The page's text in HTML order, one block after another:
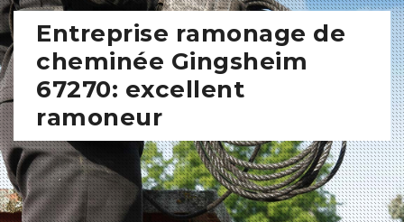
Entreprise ramonage de
cheminée Gingsheim
67270: excellent
ramoneur